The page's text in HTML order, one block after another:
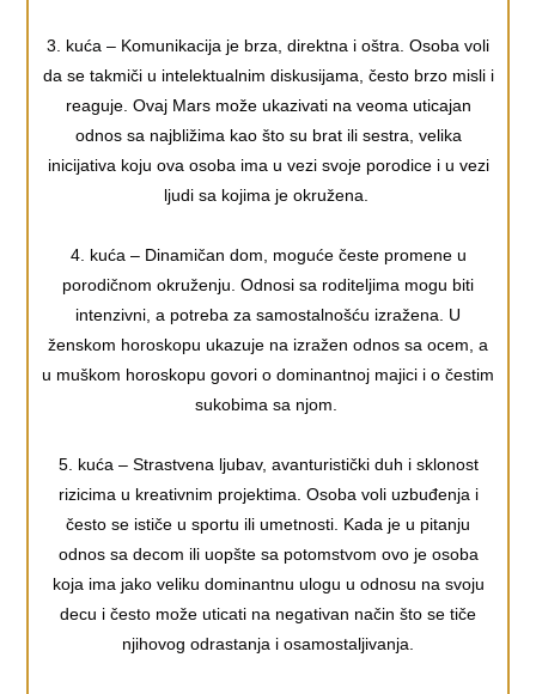
3. kuća – Komunikacija je brza, direktna i oštra. Osoba voli
da se takmiči u intelektualnim diskusijama, često brzo misli i
reaguje. Ovaj Mars može ukazivati na veoma uticajan
odnos sa najbližima kao što su brat ili sestra, velika
inicijativa koju ova osoba ima u vezi svoje porodice i u vezi
ljudi sa kojima je okružena.
4. kuća – Dinamičan dom, moguće česte promene u
porodičnom okruženju. Odnosi sa roditeljima mogu biti
intenzivni, a potreba za samostalnošću izražena. U
ženskom horoskopu ukazuje na izražen odnos sa ocem, a
u muškom horoskopu govori o dominantnoj majici i o čestim
sukobima sa njom.
5. kuća – Strastvena ljubav, avanturistički duh i sklonost
rizicima u kreativnim projektima. Osoba voli uzbuđenja i
često se ističe u sportu ili umetnosti. Kada je u pitanju
odnos sa decom ili uopšte sa potomstvom ovo je osoba
koja ima jako veliku dominantnu ulogu u odnosu na svoju
decu i često može uticati na negativan način što se tiče
njihovog odrastanja i osamostaljivanja.